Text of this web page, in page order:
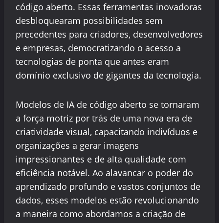
código aberto. Essas ferramentas inovadoras
desbloquearam possibilidades sem
precedentes para criadores, desenvolvedores
e empresas, democratizando o acesso a
tecnologias de ponta que antes eram
domínio exclusivo de gigantes da tecnologia.
Modelos de IA de código aberto se tornaram
a força motriz por trás de uma nova era de
criatividade visual, capacitando indivíduos e
organizações a gerar imagens
impressionantes e de alta qualidade com
eficiência notável. Ao alavancar o poder do
aprendizado profundo e vastos conjuntos de
dados, esses modelos estão revolucionando
a maneira como abordamos a criação de